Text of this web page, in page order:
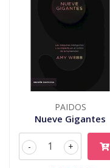
PAIDOS
Nueve Gigantes
+
-